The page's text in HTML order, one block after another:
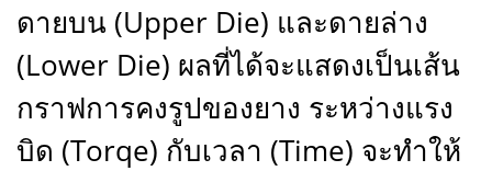
ดายบน (Upper Die) และดายล่าง
(Lower Die) ผลที่ได้จะแสดงเป็นเส้น
กราฟการคงรูปของยาง ระหว่างแรง
บิด (Torqe) กับเวลา (Time) จะทำให้